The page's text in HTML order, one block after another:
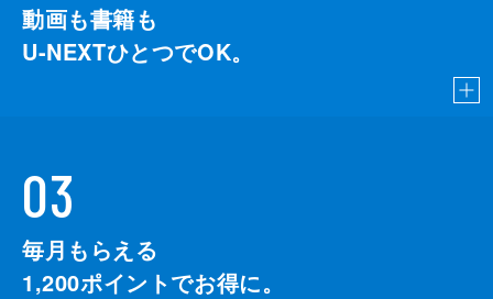
動画も書籍も
U-NEXTひとつでOK。
03
毎月もらえる
1,200ポイントでお得に。